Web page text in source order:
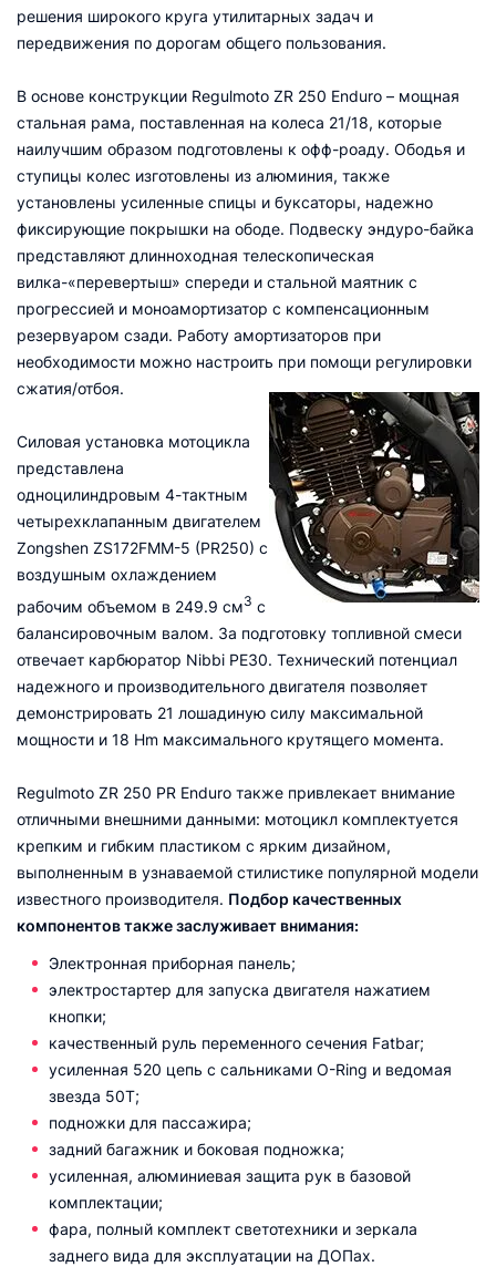
решения широкого круга утилитарных задач и
передвижения по дорогам общего пользования.
В основе конструкции Regulmoto ZR 250 Enduro – мощная
стальная рама, поставленная на колеса 21/18, которые
наилучшим образом подготовлены к офф-роаду. Ободья и
ступицы колес изготовлены из алюминия, также
установлены усиленные спицы и буксаторы, надежно
фиксирующие покрышки на ободе. Подвеску эндуро-байка
представляют длинноходная телескопическая
вилка-«перевертыш» спереди и стальной маятник с
прогрессией и моноамортизатор с компенсационным
резервуаром сзади. Работу амортизаторов при
необходимости можно настроить при помощи регулировки
сжатия/отбоя.
Силовая установка мотоцикла
представлена
одноцилиндровым 4-тактным
четырехклапанным двигателем
Zongshen ZS172FMM-5 (PR250) с
воздушным охлаждением
рабочим объемом в 249.9 см3 с
балансировочным валом. За подготовку топливной смеси
отвечает карбюратор Nibbi PE30. Технический потенциал
надежного и производительного двигателя позволяет
демонстрировать 21 лошадиную силу максимальной
мощности и 18 Hm максимального крутящего момента.
Regulmoto ZR 250 PR Enduro также привлекает внимание
отличными внешними данными: мотоцикл комплектуется
крепким и гибким пластиком с ярким дизайном,
выполненным в узнаваемой стилистике популярной модели
известного производителя. Подбор качественных
компонентов также заслуживает внимания:
Электронная приборная панель;
электростартер для запуска двигателя нажатием
кнопки;
качественный руль переменного сечения Fatbar;
усиленная 520 цепь с сальниками O-Ring и ведомая
звезда 50Т;
подножки для пассажира;
задний багажник и боковая подножка;
усиленная, алюминиевая защита рук в базовой
комплектации;
фара, полный комплект светотехники и зеркала
заднего вида для эксплуатации на ДОПах.